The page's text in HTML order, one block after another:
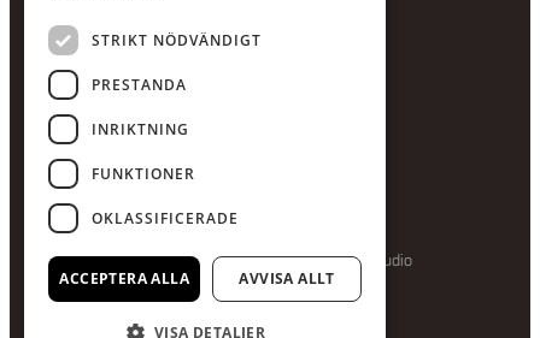
UPPGIFTER
Orgnummer
559375-8161
Swishnummer
123-615 05 28
Producerad av Gota Media Brand Studio
STRIKT NÖDVÄNDIGT
PRESTANDA
INRIKTNING
FUNKTIONER
OKLASSIFICERADE
ACCEPTERA ALLA AVVISA ALLT
VISA DETALJER